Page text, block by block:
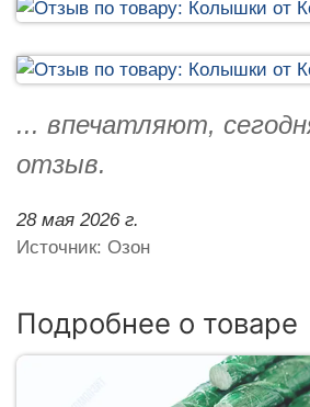
... впечатляют,
отзыв.
28 мая 2026 г.
Источник: Озон
Подробнее о товаре